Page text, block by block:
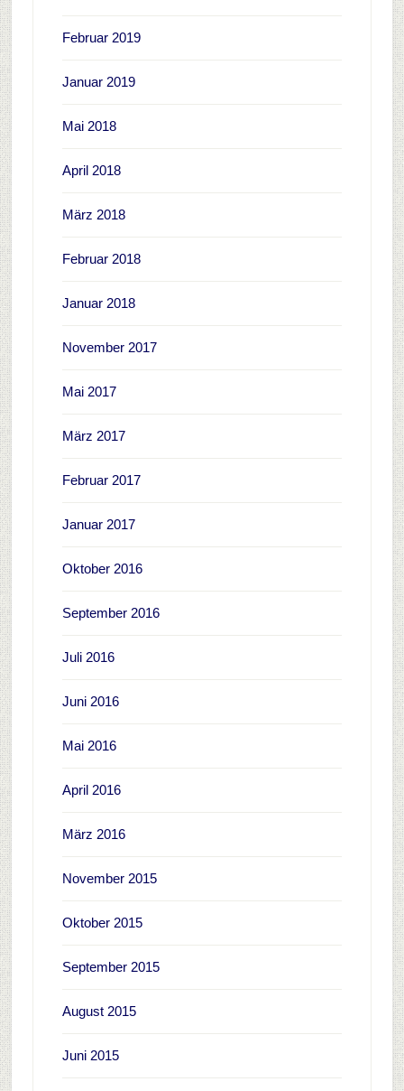
Februar 2019
Januar 2019
Mai 2018
April 2018
März 2018
Februar 2018
Januar 2018
November 2017
Mai 2017
März 2017
Februar 2017
Januar 2017
Oktober 2016
September 2016
Juli 2016
Juni 2016
Mai 2016
April 2016
März 2016
November 2015
Oktober 2015
September 2015
August 2015
Juni 2015